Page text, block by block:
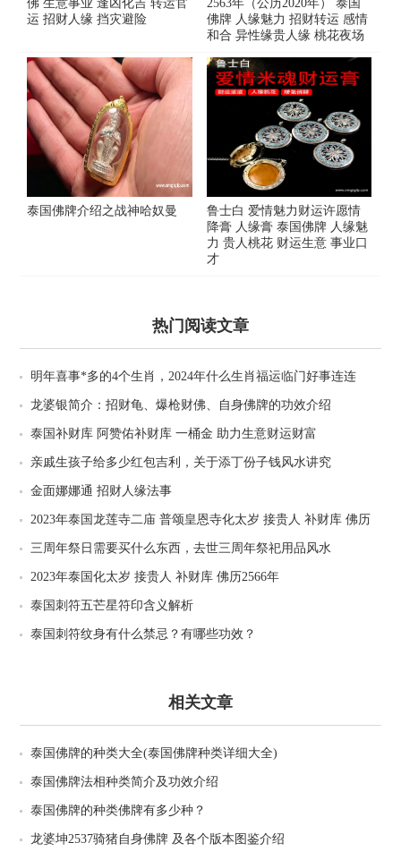
佛 生意事业 逢凶化吉 转运官
运 招财人缘 挡灾避险
2563年（公历2020年） 泰国
佛牌 人缘魅力 招财转运 感情
和合 异性缘贵人缘 桃花夜场
泰国佛牌介绍之战神哈奴曼
鲁士白 爱情魅力财运许愿情
降膏 人缘膏 泰国佛牌 人缘魅
力 贵人桃花 财运生意 事业口
才
热门阅读文章
明年喜事*多的4个生肖，2024年什么生肖福运临门好事连连
龙婆银简介：招财龟、爆枪财佛、自身佛牌的功效介绍
泰国补财库 阿赞佑补财库 一桶金 助力生意财运财富
亲戚生孩子给多少红包吉利，关于添丁份子钱风水讲究
金面娜娜通 招财人缘法事
2023年泰国龙莲寺二庙 普颂皇恩寺化太岁 接贵人 补财库 佛历
2566年
三周年祭日需要买什么东西，去世三周年祭祀用品风水
2023年泰国化太岁 接贵人 补财库 佛历2566年
泰国刺符五芒星符印含义解析
泰国刺符纹身有什么禁忌？有哪些功效？
相关文章
泰国佛牌的种类大全(泰国佛牌种类详细大全)
泰国佛牌法相种类简介及功效介绍
泰国佛牌的种类佛牌有多少种？
龙婆坤2537骑猪自身佛牌 及各个版本图鉴介绍